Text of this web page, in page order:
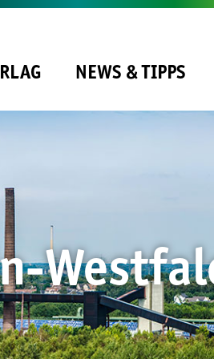
NEWS & TIPPS